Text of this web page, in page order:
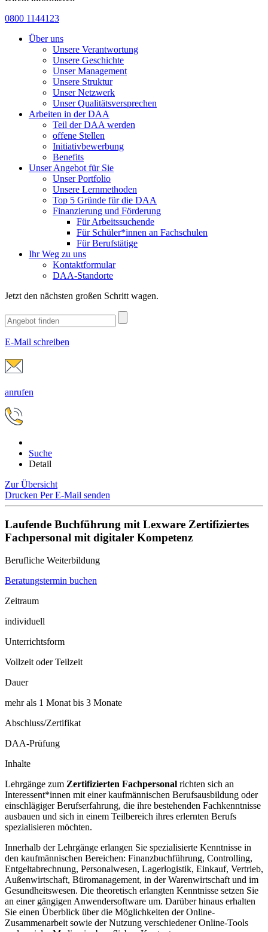
0800 1144123
Über uns
Unsere Verantwortung
Unsere Geschichte
Unser Management
Unsere Struktur
Unser Netzwerk
Unser Qualitätsversprechen
Arbeiten in der DAA
Teil der DAA werden
offene Stellen
Initiativbewerbung
Benefits
Unser Angebot für Sie
Unser Portfolio
Unsere Lernmethoden
Top 5 Gründe für die DAA
Finanzierung und Förderung
Für Arbeitssuchende
Für Schüler*innen an Fachschulen
Für Berufstätige
Ihr Weg zu uns
Kontaktformular
DAA-Standorte
Jetzt den nächsten großen Schritt wagen.
E-Mail schreiben
anrufen
Suche
Detail
Zur Übersicht
Drucken Per E-Mail senden
Laufende Buchführung mit Lexware Zertifiziertes
Fachpersonal mit digitaler Kompetenz
Berufliche Weiterbildung
Beratungstermin buchen
Zeitraum
individuell
Unterrichtsform
Vollzeit oder Teilzeit
Dauer
mehr als 1 Monat bis 3 Monate
Abschluss/Zertifikat
DAA-Prüfung
Inhalte
Lehrgänge zum Zertifizierten Fachpersonal richten sich an
Interessent*innen mit einer kaufmännischen Berufsausbildung oder
einschlägiger Berufserfahrung, die ihre bestehenden Fachkenntnisse
ausbauen und sich in einem Teilbereich ihres erlernten Berufs
spezialisieren möchten.
Innerhalb der Lehrgänge erlangen Sie spezialisierte Kenntnisse in
den kaufmännischen Bereichen: Finanzbuchführung, Controlling,
Entgeltabrechnung, Personalwesen, Lagerlogistik, Einkauf, Vertrieb,
Außenwirtschaft, Büromanagement, in der Warenwirtschaft und im
Gesundheitswesen. Die theoretisch erlangten Kenntnisse setzen Sie
an einer gängigen Anwendersoftware um. Darüber hinaus erhalten
Sie einen Überblick über die Möglichkeiten der Online-
Zusammenarbeit sowie der Nutzung verschiedener Online-Tools